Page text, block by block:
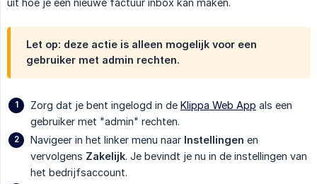
uit hoe je een nieuwe factuur inbox kan maken.
Let op: deze actie is alleen mogelijk voor een
gebruiker met admin rechten.
Zorg dat je bent ingelogd in de Klippa Web App als een
gebruiker met "admin" rechten.
Navigeer in het linker menu naar Instellingen en
vervolgens Zakelijk. Je bevindt je nu in de instellingen van
het bedrijfsaccount.